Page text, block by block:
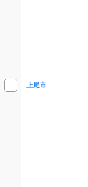
上尾市